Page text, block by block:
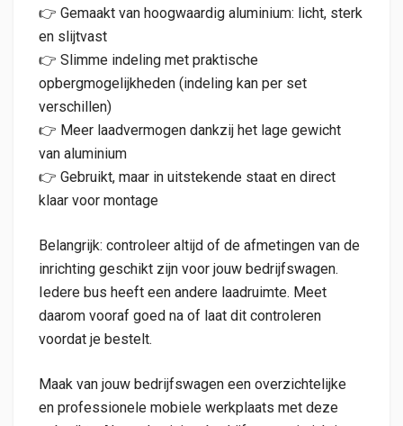
👉 Gemaakt van hoogwaardig aluminium: licht, sterk
en slijtvast
👉 Slimme indeling met praktische
opbergmogelijkheden (indeling kan per set
verschillen)
👉 Meer laadvermogen dankzij het lage gewicht
van aluminium
👉 Gebruikt, maar in uitstekende staat en direct
klaar voor montage
Belangrijk: controleer altijd of de afmetingen van de
inrichting geschikt zijn voor jouw bedrijfswagen.
Iedere bus heeft een andere laadruimte. Meet
daarom vooraf goed na of laat dit controleren
voordat je bestelt.
Maak van jouw bedrijfswagen een overzichtelijke
en professionele mobiele werkplaats met deze